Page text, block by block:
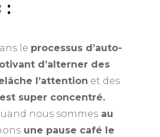
le processus d’auto-
d’alterner des
l’attention et des
super concentré.
nous sommes au
une pause café le